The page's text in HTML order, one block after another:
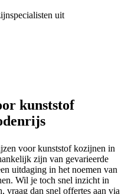
uit
kunststof
voor kunststof kozijnen in
zijn van gevarieerde
uitdaging in het noemen van
Wil je toch snel inzicht in
vraag dan snel offertes aan via